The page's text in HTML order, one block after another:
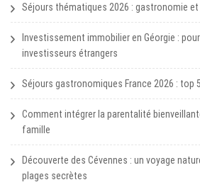
Séjours thématiques 2026 : gastronomie
Investissement immobilier en Géorgie :
investisseurs étrangers
Séjours gastronomiques France 2026 : top
Comment intégrer la parentalité
famille
Découverte des Cévennes : un voyage
plages secrètes